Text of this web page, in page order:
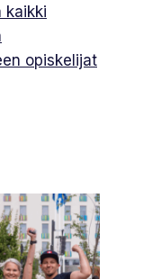
kaikki
opiskelijat